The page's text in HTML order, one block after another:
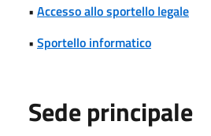
• Accesso allo sportello legale
• Sportello informatico
Sede principale